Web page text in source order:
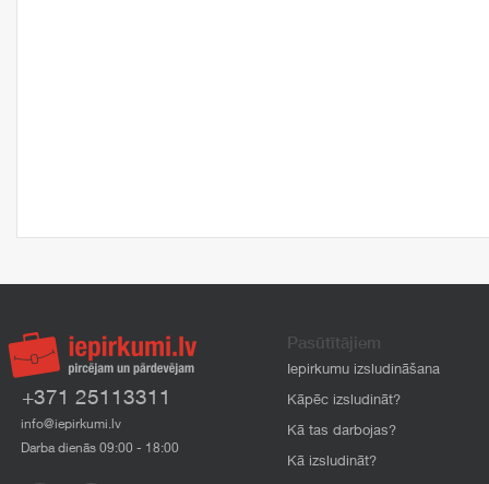
+371 25113311
info@iepirkumi.lv
Darba dienās 09:00 - 18:00
Pasūtītājiem
Iepirkumu izsludināšana
Kāpēc izsludināt?
Kā tas darbojas?
Kā izsludināt?